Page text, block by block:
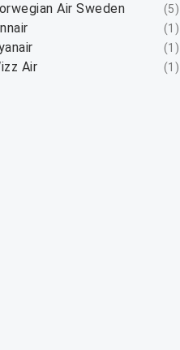
Air Sweden (5)
(1 )
(1 )
Air (1 )